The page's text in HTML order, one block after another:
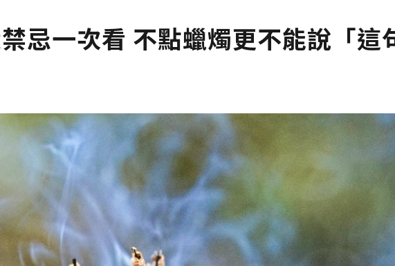
忌一次看 不點蠟燭更不能說「這